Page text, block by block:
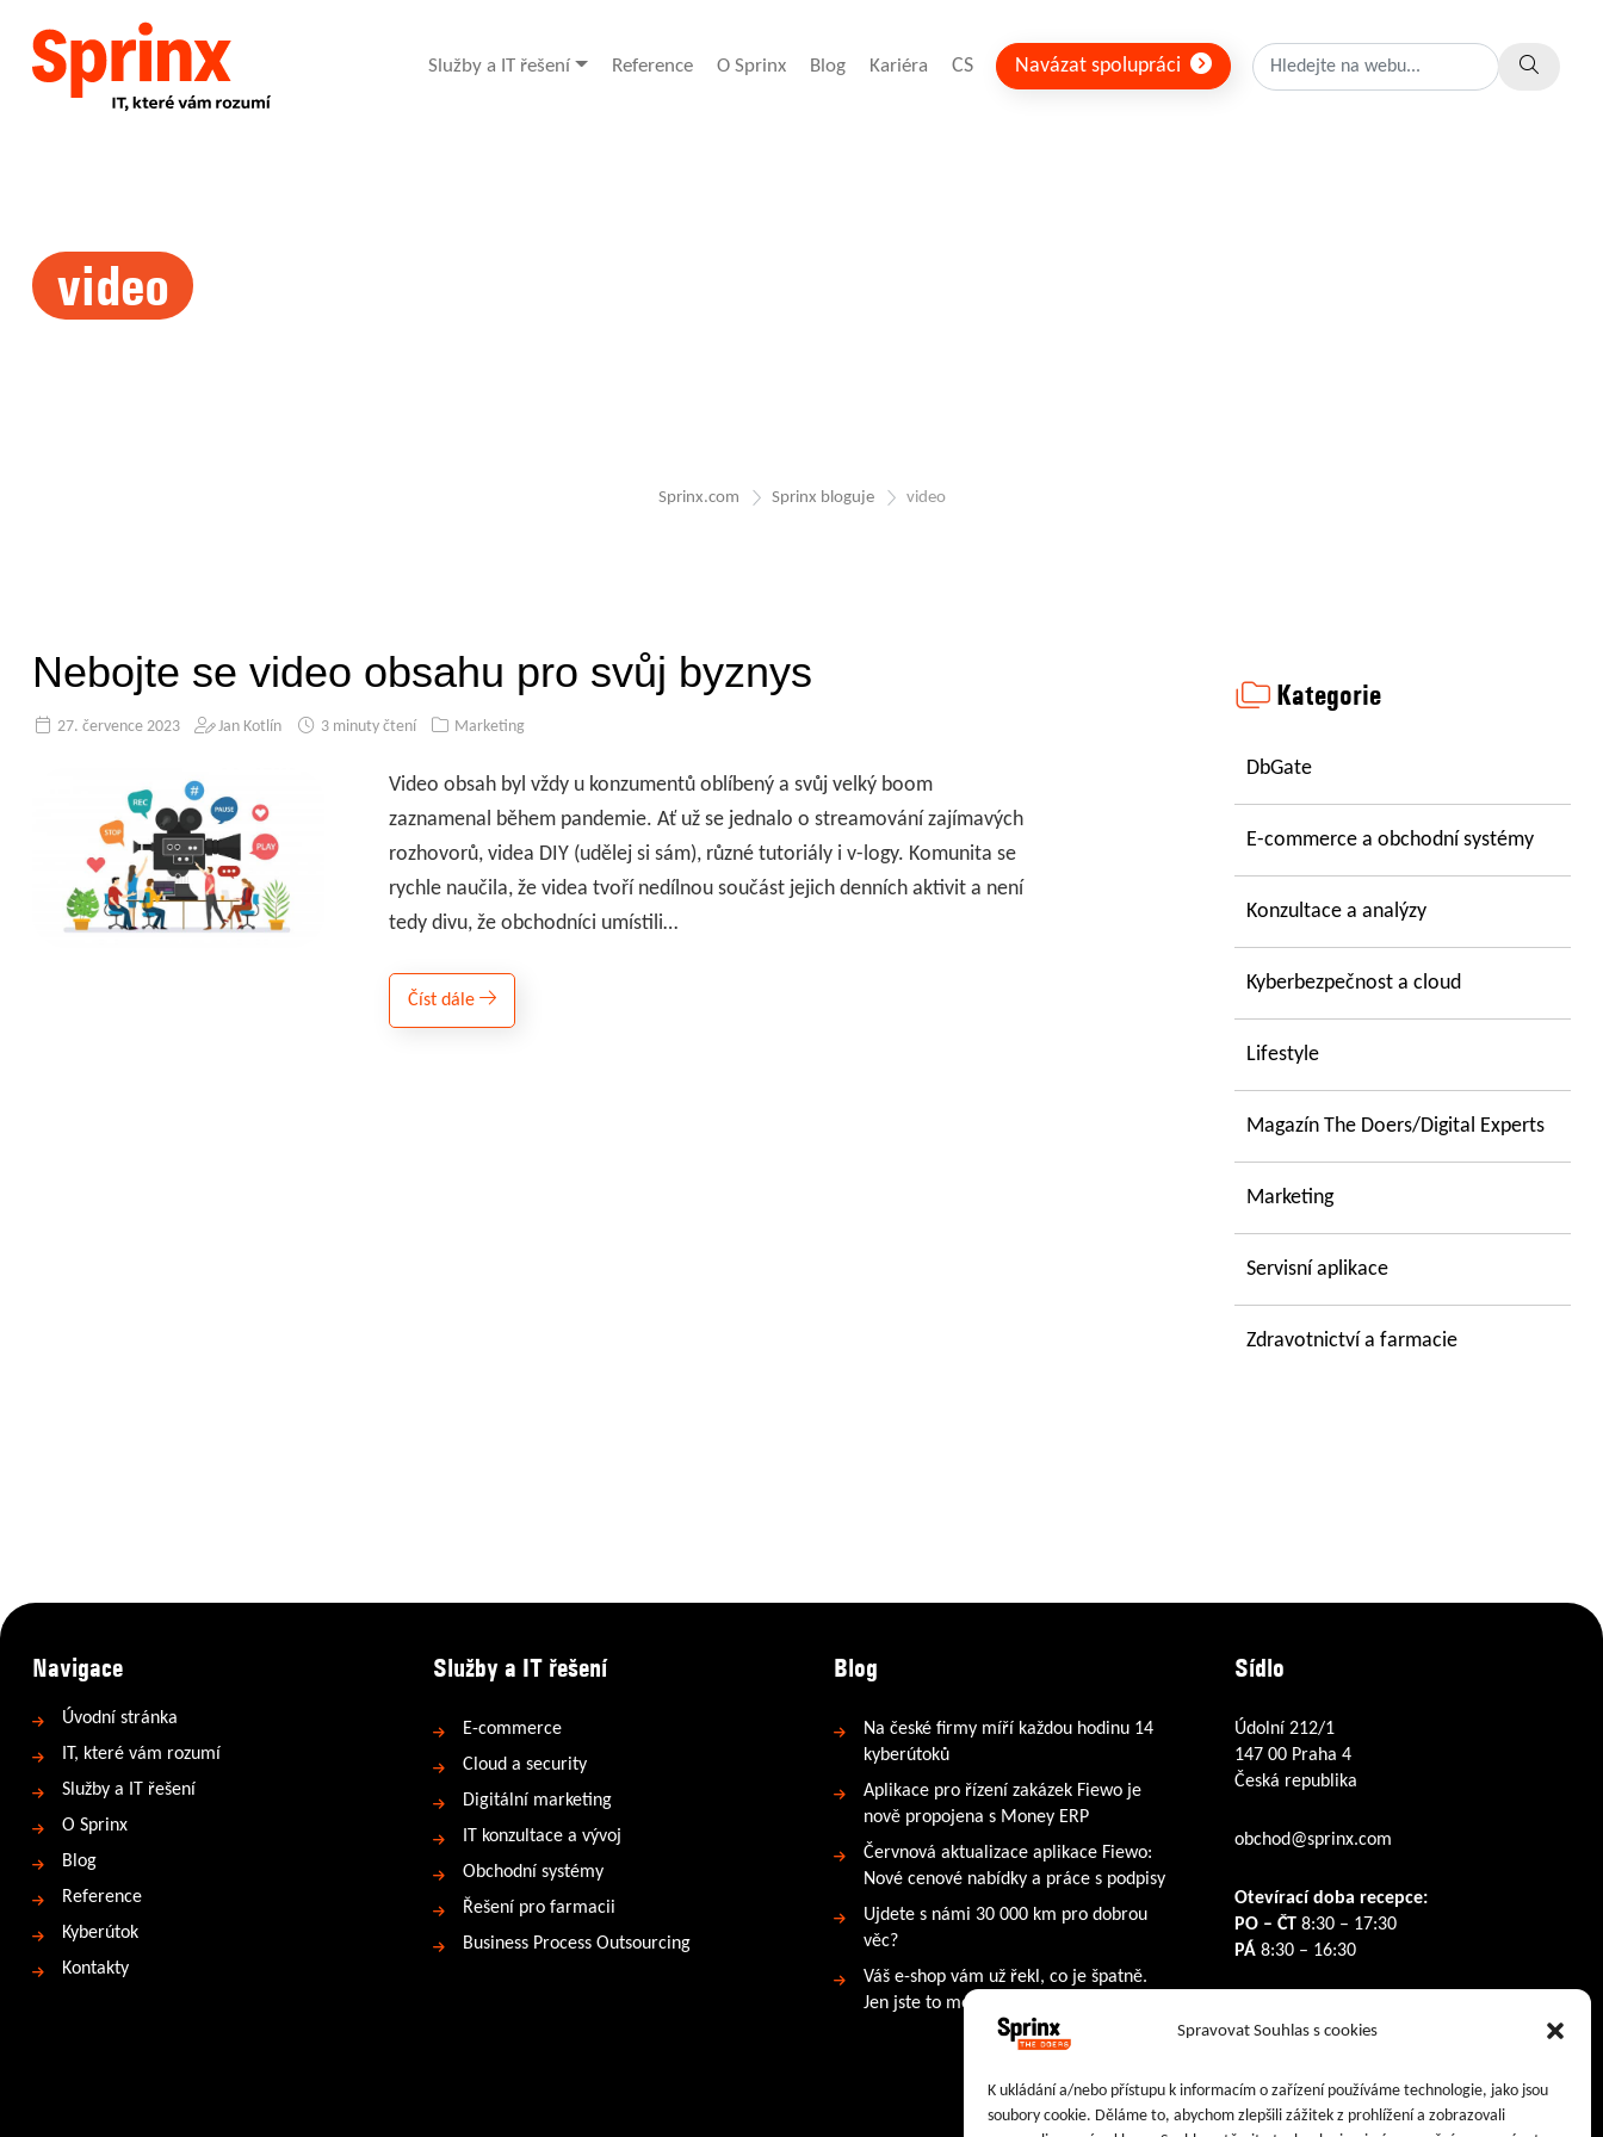
Spravovat Souhlas s cookies
K ukládání a/nebo přístupu k informacím o zařízení používáme technologie, jako jsou
soubory cookie. Děláme to, abychom zlepšili zážitek z prohlížení a zobrazovali
Služby a IT řešení Reference O Sprinx Blog Kariéra CS Navázat spolupráci
video
Sprinx.com Sprinx bloguje video
Nebojte se video obsahu pro svůj byznys
27. července 2023 Jan Kotlín 3 minuty čtení Marketing
Video obsah byl vždy u konzumentů oblíbený a svůj velký boom
zaznamenal během pandemie. Ať už se jednalo o streamování zajímavých
rozhovorů, videa DIY (udělej si sám), různé tutoriály i v-logy. Komunita se
rychle naučila, že videa tvoří nedílnou součást jejich denních aktivit a není
tedy divu, že obchodníci umístili…
Číst dále
Kategorie
DbGate
E-commerce a obchodní systémy
Konzultace a analýzy
Kyberbezpečnost a cloud
Lifestyle
Magazín The Doers/Digital Experts
Marketing
Servisní aplikace
Zdravotnictví a farmacie
Navigace
Úvodní stránka
IT, které vám rozumí
Služby a IT řešení
O Sprinx
Blog
Reference
Kyberútok
Kontakty
Služby a IT řešení
E-commerce
Cloud a security
Digitální marketing
IT konzultace a vývoj
Obchodní systémy
Řešení pro farmacii
Business Process Outsourcing
Blog
Na české firmy míří každou hodinu 14
kyberútoků
Aplikace pro řízení zakázek Fiewo je
nově propojena s Money ERP
Červnová aktualizace aplikace Fiewo:
Nové cenové nabídky a práce s podpisy
Ujdete s námi 30 000 km pro dobrou
věc?
Váš e-shop vám už řekl, co je špatně.
Jen jste to možná neslyšeli
Sídlo
Údolní 212/1
147 00 Praha 4
Česká republika
obchod@sprinx.com
Otevírací doba recepce:
PO – ČT 8:30 – 17:30
PÁ 8:30 – 16:30
Facebook
Instagram
LinkedIn